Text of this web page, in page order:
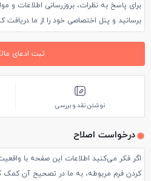
براي رفتن به اين ييلاق نيسان ابتداي
هاي مختلف تور كه انجا ميروند
و خرداد كه باغ هاي شقايق در مسير
ییلاقات اردبیل از مكانهاي ديدني
برای پاسخ به نظرات، بروزرسانی اطلاعات و
برسانید و پنل اختصاصی خود را از ما دریافت
ثبت ادعای
نوشتن نقد و بررسی
درخواست اصلاح
اگر فکر می‌کنید اطلاعات این صفحه با
کردن فرم مربوطه، به ما در تصحیح آن کمک